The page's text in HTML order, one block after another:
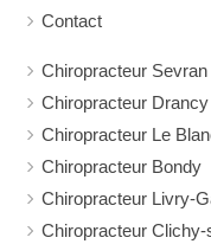
Contact
Chiropracteur Sevran
Chiropracteur Drancy
Chiropracteur Le
Chiropracteur Bondy
Chiropracteur Livry-
Chiropracteur